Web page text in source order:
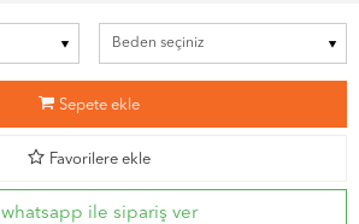
b Sepete ekle
d Favorilere ekle
whatsapp ile sipariş ver